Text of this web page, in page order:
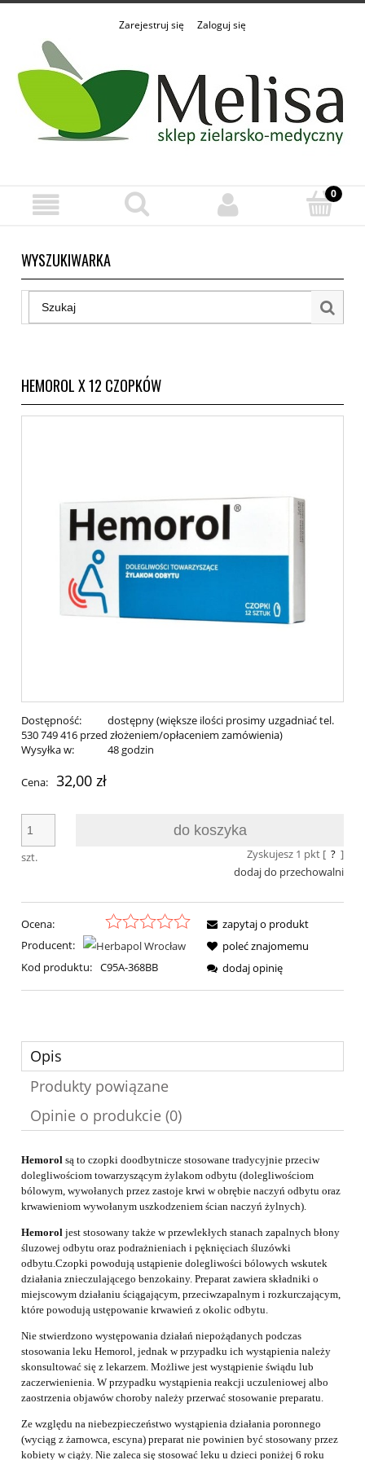
Zarejestruj się Zaloguj się
WYSZUKIWARKA
HEMOROL X 12 CZOPKÓW
Dostępność:
dostępny (większe ilości prosimy uzgadniać tel.
530 749 416 przed złożeniem/opłaceniem zamówienia)
Wysyłka w:
48 godzin
Cena: 32,00 zł
szt.
do koszyka
Zyskujesz 1 pkt [ ? ]
dodaj do przechowalni
Ocena:
Producent:
Kod produktu: C95A-368BB
zapytaj o produkt
poleć znajomemu
dodaj opinię
Opis
Produkty powiązane
Opinie o produkcie (0)
Hemorol są to czopki doodbytnicze stosowane tradycyjnie przeciw
dolegliwościom towarzyszącym żylakom odbytu (dolegliwościom
bólowym, wywołanych przez zastoje krwi w obrębie naczyń odbytu oraz
krwawieniom wywołanym uszkodzeniem ścian naczyń żylnych).
Hemorol jest stosowany także w przewlekłych stanach zapalnych błony
śluzowej odbytu oraz podrażnieniach i pęknięciach śluzówki
odbytu.Czopki powodują ustąpienie dolegliwości bólowych wskutek
działania znieczulającego benzokainy. Preparat zawiera składniki o
miejscowym działaniu ściągającym, przeciwzapalnym i rozkurczającym,
które powodują ustępowanie krwawień z okolic odbytu.
Nie stwierdzono występowania działań niepożądanych podczas
stosowania leku Hemorol, jednak w przypadku ich wystąpienia należy
skonsultować się z lekarzem. Możliwe jest wystąpienie świądu lub
zaczerwienienia. W przypadku wystąpienia reakcji uczuleniowej albo
zaostrzenia objawów choroby należy przerwać stosowanie preparatu.
Ze względu na niebezpieczeństwo wystąpienia działania poronnego
(wyciąg z żarnowca, escyna) preparat nie powinien być stosowany przez
kobiety w ciąży. Nie zaleca się stosować leku u dzieci poniżej 6 roku